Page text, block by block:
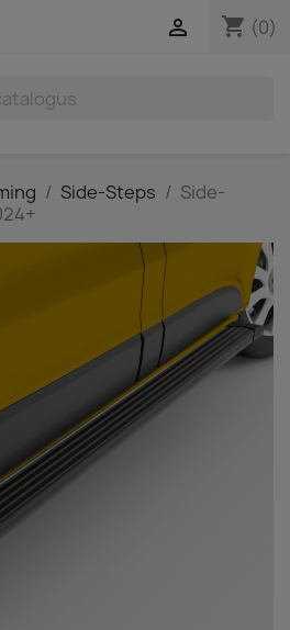
shopping_cart (0)

Side-Steps
Side-